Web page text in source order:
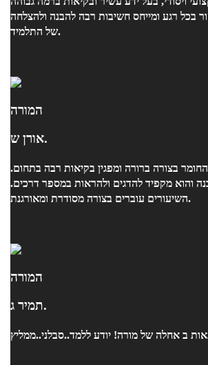
בכל רגע ומייחס חשיבות רבה להבנה ולהצלחה
של התלמיד.
המורה
אורן ש.
בצורה ברורה ומפגין בקיאות רבה בתחום.
והוא מקפיד להדגים ולהראות במספר דרכים.
השיעורים עוברים בצורה מסודרת ומאורגנת.
המורה
תמיר ג.